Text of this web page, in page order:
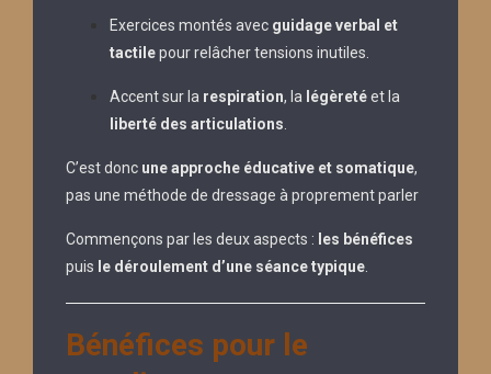
Exercices montés avec guidage verbal et
tactilepour relâcher tensions inutiles.
Accent sur la respiration, la légèretéet la
liberté des articulations
C’est donc une approche éducative et somatique,
pas une méthode de dressage à proprement parler
Commençons par les deux aspects : les bénéfices
puis le déroulement d’une séance typique
Bénéfices pour le